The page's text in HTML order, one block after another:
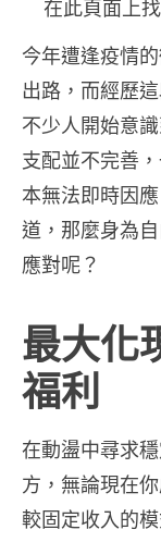
在此頁面上
今年遭逢疫情
出路，而經歷
不少人開始意
支配並不完善
本無法即時因
道，那麼身為
應對呢？
最大化
福利
在動盪中尋求
方，無論現在
較固定收入的